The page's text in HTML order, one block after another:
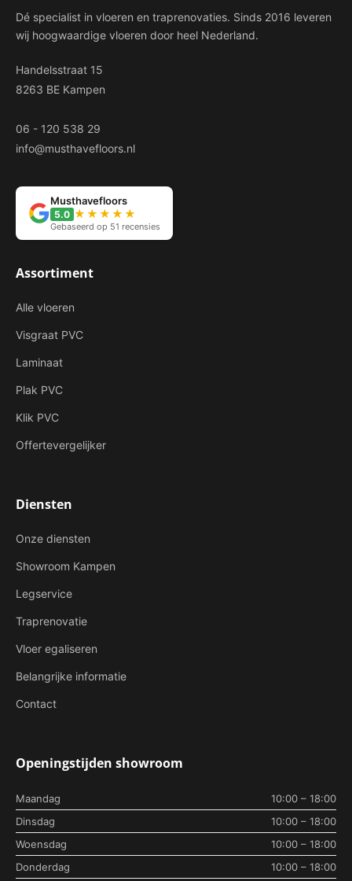
Dé specialist in vloeren en traprenovaties. Sinds 2016 leveren
wij hoogwaardige vloeren door heel Nederland.
Handelsstraat 15
8263 BE Kampen
06 - 120 538 29
info@musthavefloors.nl
Musthavefloors
5.0 ★★★★★
Gebaseerd op 51 recensies
Assortiment
Alle vloeren
Visgraat PVC
Laminaat
Plak PVC
Klik PVC
Offertevergelijker
Diensten
Onze diensten
Showroom Kampen
Legservice
Traprenovatie
Vloer egaliseren
Belangrijke informatie
Contact
Openingstijden showroom
Maandag
10:00 – 18:00
Dinsdag
10:00 – 18:00
Woensdag
10:00 – 18:00
Donderdag
10:00 – 18:00